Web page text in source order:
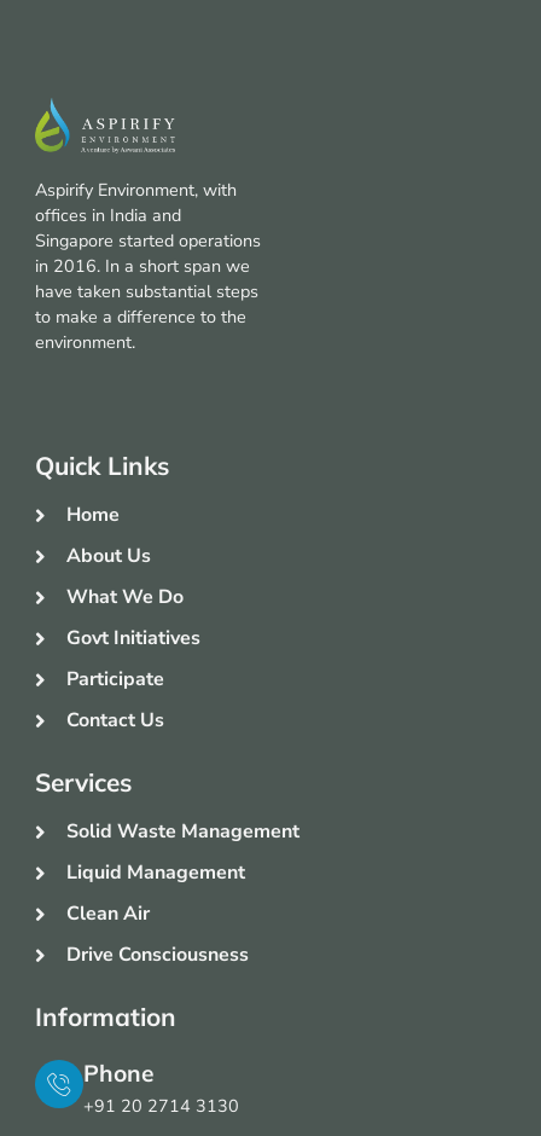
Aspirify Environment, with
offices in India and
Singapore started operations
in 2016. In a short span we
have taken substantial steps
to make a difference to the
environment.
Quick Links
Home
About Us
What We Do
Govt Initiatives
Participate
Contact Us
Services
Solid Waste Management
Liquid Management
Clean Air
Drive Consciousness
Information
Phone
+91 20 2714 3130